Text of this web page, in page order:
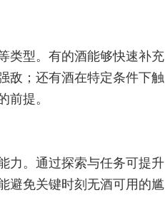
类型。有的酒能够快速补充
敌；还有酒在特定条件下触
前提。
力。通过探索与任务可提升
避免关键时刻无酒可用的尴